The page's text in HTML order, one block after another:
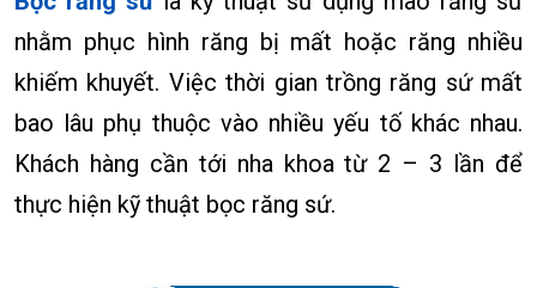
nhằm phục hình răng bị mất hoặc răng nhiều
khiếm khuyết. Việc thời gian trồng răng sứ mất
bao lâu phụ thuộc vào nhiều yếu tố khác nhau.
Khách hàng cần tới nha khoa từ 2 – 3 lần để
thực hiện kỹ thuật bọc răng sứ.